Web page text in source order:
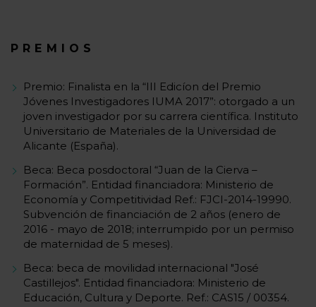
PREMIOS
Premio: Finalista en la “III Edicíon del Premio
Jóvenes Investigadores IUMA 2017”: otorgado a un
joven investigador por su carrera científica. Instituto
Universitario de Materiales de la Universidad de
Alicante (España).
Beca: Beca posdoctoral “Juan de la Cierva –
Formación”. Entidad financiadora: Ministerio de
Economía y Competitividad Ref.: FJCI-2014-19990.
Subvención de financiación de 2 años (enero de
2016 - mayo de 2018; interrumpido por un permiso
de maternidad de 5 meses).
Beca: beca de movilidad internacional "José
Castillejos". Entidad financiadora: Ministerio de
Educación, Cultura y Deporte. Ref.: CAS15 / 00354.